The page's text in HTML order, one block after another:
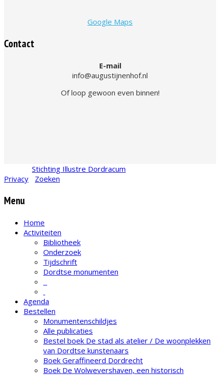
Google Maps
Contact
E-mail
info@augustijnenhof.nl
Of loop gewoon even binnen!
Stichting Illustre Dordracum
Privacy
Zoeken
Menu
Home
Activiteiten
Bibliotheek
Onderzoek
Tijdschrift
Dordtse monumenten
Agenda
Bestellen
Monumentenschildjes
Alle publicaties
Bestel boek De stad als atelier / De woonplekken
van Dordtse kunstenaars
Boek Geraffineerd Dordrecht
Boek De Wolwevershaven, een historisch